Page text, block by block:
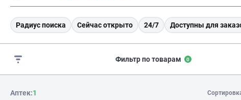
Радиус поиска Сейчас открыто 24/7 Доступны для
Фильтр по товарам 0
Аптек:1